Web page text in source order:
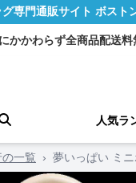
専門通販サイト ボスト
かかわらず全商品配送料
人気ラ
一覧 › 夢いっぱい ミ